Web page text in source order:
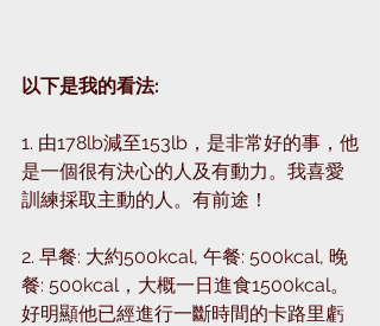
以下是我的看法:
1. 由178lb減至153lb，是非常好的事，他
是一個很有決心的人及有動力。我喜愛
訓練採取主動的人。有前途！
2. 早餐: 大約500kcal, 午餐: 500kcal, 晚
餐: 500kcal，大概一日進食1500kcal。
好明顯他已經進行一斷時間的卡路里虧